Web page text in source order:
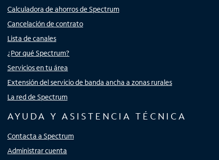
Calculadora de ahorros de Spectrum
Cancelación de contrato
Lista de canales
¿Por qué Spectrum?
Servicios en tu área
Extensión del servicio de banda ancha a zonas rurales
La red de Spectrum
AYUDA Y ASISTENCIA TÉCNICA
Contacta a Spectrum
Administrar cuenta